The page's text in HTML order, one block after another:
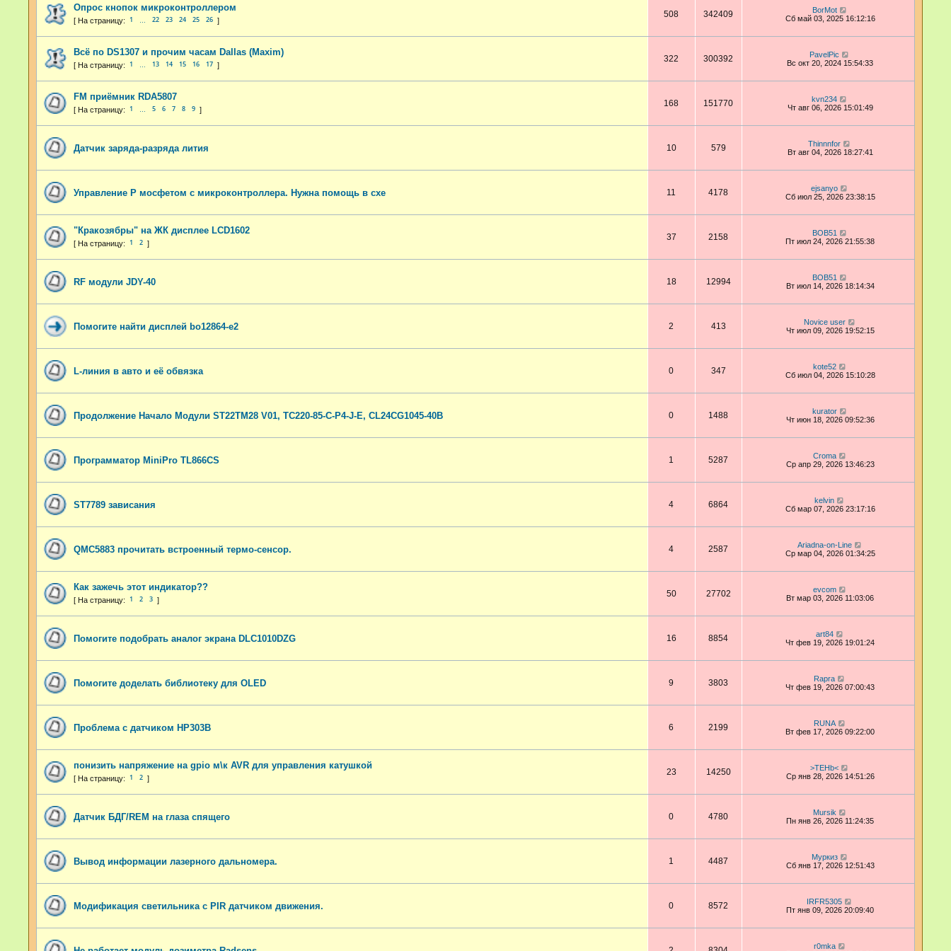
Опрос кнопок микроконтроллером
1 22 23 24 25 26
508 342409
BorMot
Сб май 03, 2025 16:12:16
Всё по DS1307 и прочим часам Dallas (Maxim)
1 13 14 15 16 17
322 300392
PavelPic
Вс окт 20, 2024 15:54:33
FM приёмник RDA5807
1 5 6 7 8 9
168 151770
kvn234
Чт авг 06, 2026 15:01:49
Датчик заряда-разряда лития 10 579
Thinnnfor
Вт авг 04, 2026 18:27:41
Управление P мосфетом с микроконтроллера. Нужна помощь в схе 11 4178
ejsanyo
Сб июл 25, 2026 23:38:15
"Кракозябры" на ЖК дисплее LCD1602
1 2
37 2158
BOB51
Пт июл 24, 2026 21:55:38
RF модули JDY-40 18 12994
BOB51
Вт июл 14, 2026 18:14:34
Помогите найти дисплей bo12864-e2 2 413
Novice user
Чт июл 09, 2026 19:52:15
L-линия в авто и её обвязка 0 347
kote52
Сб июл 04, 2026 15:10:28
Продолжение Начало Модули ST22TM28 V01, TC220-85-C-P4-J-E, CL24CG1045-40B 0 1488
kurator
Чт июн 18, 2026 09:52:36
Программатор MiniPro TL866CS 1 5287
Croma
Ср апр 29, 2026 13:46:23
ST7789 зависания 4 6864
kelvin
Сб мар 07, 2026 23:17:16
QMC5883 прочитать встроенный термо-сенсор. 4 2587
Ariadna-on-Line
Ср мар 04, 2026 01:34:25
Как зажечь этот индикатор??
1 2 3
50 27702
evcom
Вт мар 03, 2026 11:03:06
Помогите подобрать аналог экрана DLC1010DZG 16 8854
art84
Чт фев 19, 2026 19:01:24
Помогите доделать библиотеку для OLED 9 3803
Rapra
Чт фев 19, 2026 07:00:43
Проблема с датчиком HP303B 6 2199
RUNA
Вт фев 17, 2026 09:22:00
понизить напряжение на gpio м\к AVR для управления катушкой
1 2
23 14250
>TEHb<
Ср янв 28, 2026 14:51:26
Датчик БДГ/REM на глаза спящего 0 4780
Mursik
Пн янв 26, 2026 11:24:35
Вывод информации лазерного дальномера. 1 4487
Муркиз
Сб янв 17, 2026 12:51:43
Модификация светильника с PIR датчиком движения. 0 8572
IRFR5305
Пт янв 09, 2026 20:09:40
r0mka